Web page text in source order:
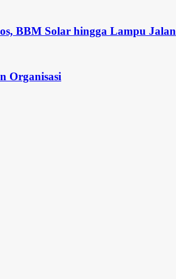
BBM Solar hingga Lampu Jalan
Organisasi